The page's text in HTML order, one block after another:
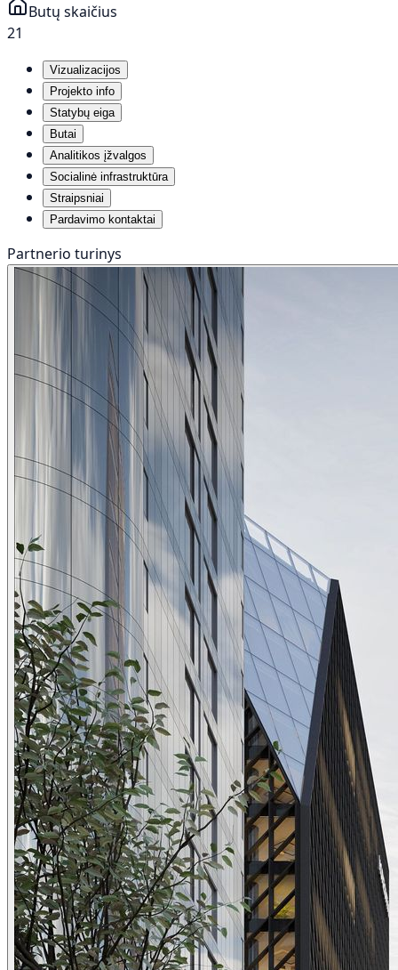
Butų skaičius
21
Vizualizacijos
Projekto info
Statybų eiga
Butai
Analitikos įžvalgos
Socialinė infrastruktūra
Straipsniai
Pardavimo kontaktai
Partnerio turinys